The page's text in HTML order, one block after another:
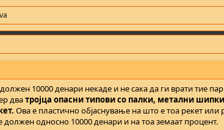
10000 денари некаде и не сака да ги врати тие
дватројца опасни типови со палки, метални
Ова е пластично објаснување на што е тоа рекет или
должен односно 10000 денари и на тоа земаат процент.